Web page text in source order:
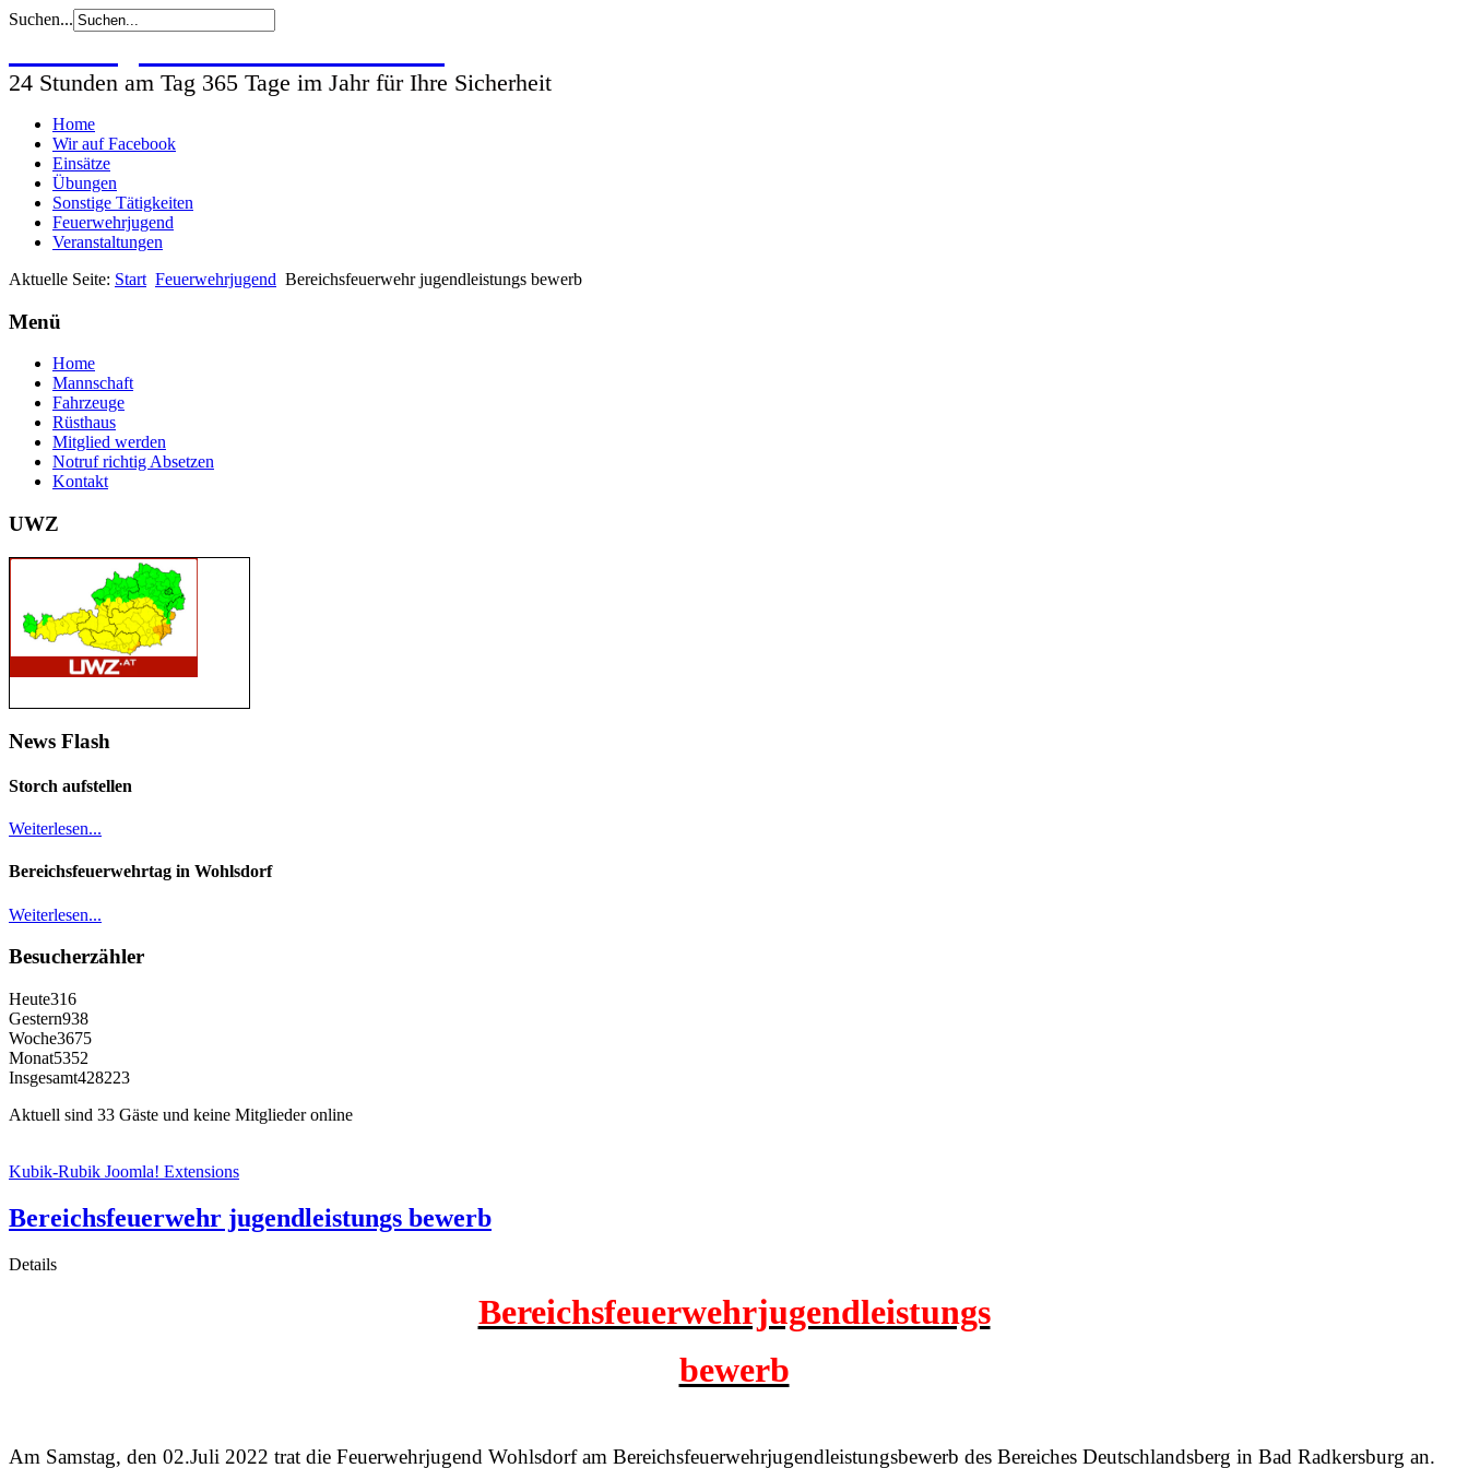
Suchen...
24 Stunden am Tag 365 Tage im Jahr für Ihre Sicherheit
Home
Wir auf Facebook
Einsätze
Übungen
Sonstige Tätigkeiten
Feuerwehrjugend
Veranstaltungen
Aktuelle Seite: Start Feuerwehrjugend Bereichsfeuerwehr jugendleistungs bewerb
Menü
Home
Mannschaft
Fahrzeuge
Rüsthaus
Mitglied werden
Notruf richtig Absetzen
Kontakt
UWZ
News Flash
Storch aufstellen
Weiterlesen...
Bereichsfeuerwehrtag in Wohlsdorf
Weiterlesen...
Besucherzähler
Heute316
Gestern938
Woche3675
Monat5352
Insgesamt428223
Aktuell sind 33 Gäste und keine Mitglieder online
Kubik-Rubik Joomla! Extensions
Bereichsfeuerwehr jugendleistungs bewerb
Details
Bereichsfeuerwehrjugendleistungs
bewerb
Am Samstag, den 02.Juli 2022 trat die Feuerwehrjugend Wohlsdorf am Bereichsfeuerwehrjugendleistungsbewerb des Bereiches Deutschlandsberg in Bad Radkersburg an.